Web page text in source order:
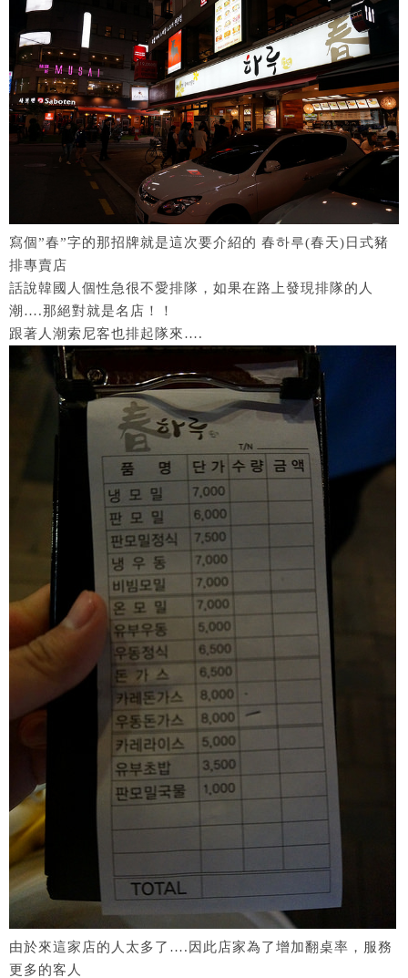
寫個”春”字的那招牌就是這次要介紹的 春하루(春天)日式豬
排專賣店
話說韓國人個性急很不愛排隊，如果在路上發現排隊的人
潮….那絕對就是名店！！
跟著人潮索尼客也排起隊來….
由於來這家店的人太多了….因此店家為了增加翻桌率，服務
更多的客人